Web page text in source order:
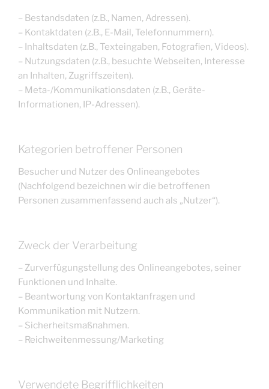
– Bestandsdaten (z.B., Namen, Adressen).
– Kontaktdaten (z.B., E-Mail, Telefonnummern).
– Inhaltsdaten (z.B., Texteingaben, Fotografien, Videos).
– Nutzungsdaten (z.B., besuchte Webseiten, Interesse
an Inhalten, Zugriffszeiten).
– Meta-/Kommunikationsdaten (z.B., Geräte-
Informationen, IP-Adressen).
Kategorien betroffener Personen
Besucher und Nutzer des Onlineangebotes
(Nachfolgend bezeichnen wir die betroffenen
Personen zusammenfassend auch als „Nutzer“).
Zweck der Verarbeitung
– Zurverfügungstellung des Onlineangebotes, seiner
Funktionen und Inhalte.
– Beantwortung von Kontaktanfragen und
Kommunikation mit Nutzern.
– Sicherheitsmaßnahmen.
– Reichweitenmessung/Marketing
Verwendete Begrifflichkeiten